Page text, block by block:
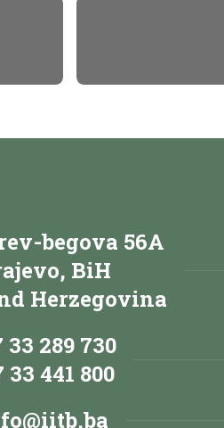
begova 56A
BiH
Herzegovina
33 289 730
33 441 800